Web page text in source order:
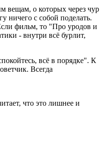
вещам, о которых через чур
ничего с собой поделать.
фильм, то "Про уродов и
- внутри всё бурлит,
всё в порядке". К
Всегда
что это лишнее и